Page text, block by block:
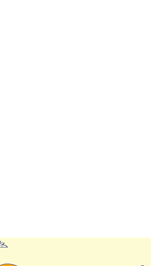
смешные истории, клипы!
карикатуры, шаржи, стихи,